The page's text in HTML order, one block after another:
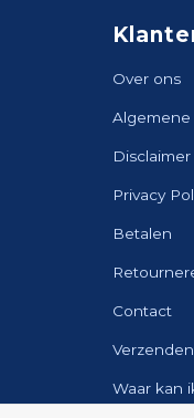
Over ons
Algemene
Disclaimer
Privacy
Betalen
Contact
Waar kan